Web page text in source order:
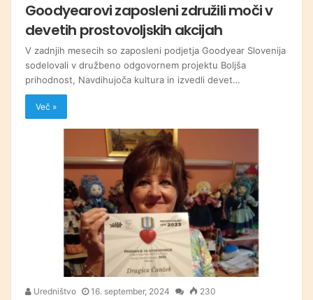
Goodyearovi zaposleni združili moči v
devetih prostovoljskih akcijah
V zadnjih mesecih so zaposleni podjetja Goodyear Slovenija
sodelovali v družbeno odgovornem projektu Boljša
prihodnost, Navdihujoča kultura in izvedli devet…
Več »
Uredništvo 16. september, 2024 230